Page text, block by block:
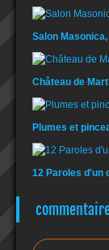
Salon
Château de
Plumes et
12 Paroles d'un